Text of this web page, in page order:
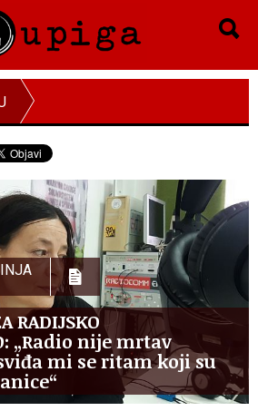
RADIJSKO
„Radio nije mrtav
mi se ritam koji su